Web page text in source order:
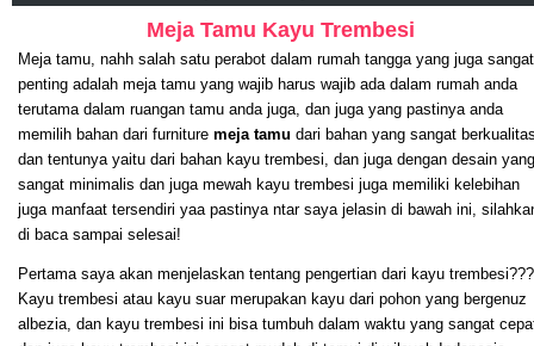
Meja Tamu Kayu Trembesi
Meja tamu, nahh salah satu perabot dalam rumah tangga yang juga sangat
penting adalah meja tamu yang wajib harus wajib ada dalam rumah anda
terutama dalam ruangan tamu anda juga, dan juga yang pastinya anda
memilih bahan dari furniture meja tamu dari bahan yang sangat
dan tentunya yaitu dari bahan kayu trembesi, dan juga dengan desain yang
sangat minimalis dan juga mewah kayu trembesi juga memiliki kelebihan
juga manfaat tersendiri yaa pastinya ntar saya jelasin di bawah ini,
di baca sampai selesai!
Pertama saya akan menjelaskan tentang pengertian dari kayu trembesi???
Kayu trembesi atau kayu suar merupakan kayu dari pohon yang bergenuz
albezia, dan kayu trembesi ini bisa tumbuh dalam waktu yang sangat